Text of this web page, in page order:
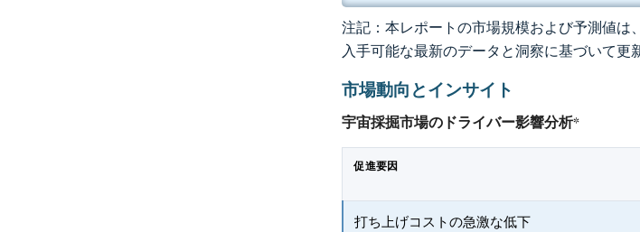
注記：本レポートの市場規模および予測値は
入手可能な最新のデータと洞察に基づいて更
市場動向とインサイト
宇宙採掘市場のドライバー影響分析*
促進要因
打ち上げコストの急激な低下